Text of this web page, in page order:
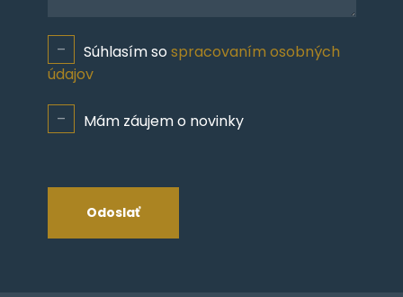
Súhlasím sospracovaním osobných
údajov
Mám záujem o novinky
Odoslať